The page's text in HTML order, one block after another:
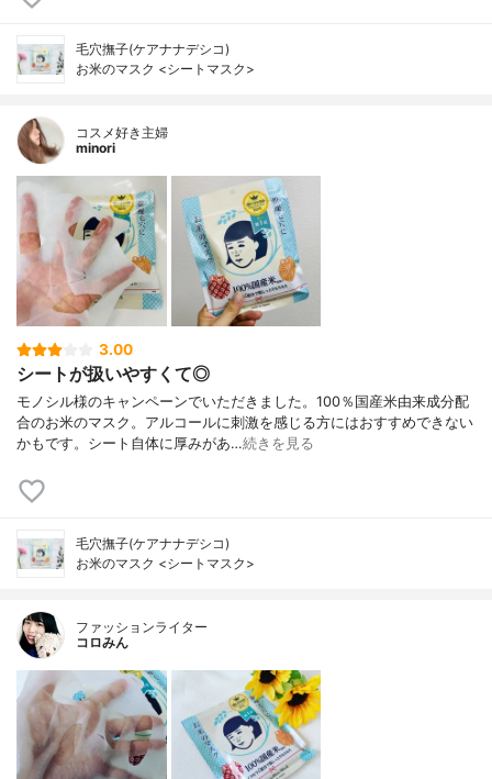
毛穴撫子(ケアナナデシコ)
お米のマスク <シートマスク>
コスメ好き主婦
minori
3.00
シートが扱いやすくて◎
モノシル様のキャンペーンでいただきました。100％国産米由来成分配
合のお米のマスク。アルコールに刺激を感じる方にはおすすめできない
かもです。シート自体に厚みがあ…続きを見る
毛穴撫子(ケアナナデシコ)
お米のマスク <シートマスク>
ファッションライター
コロみん